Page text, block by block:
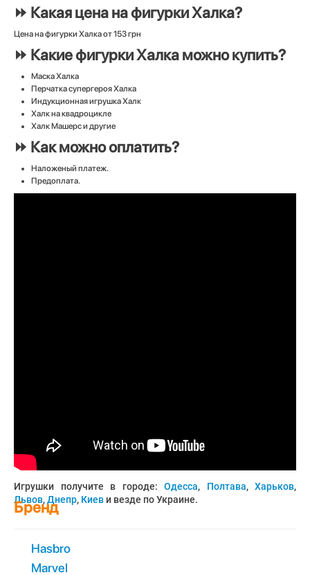
⏩ Какая цена на фигурки Халка?
Цена на фигурки Халка от 153 грн
⏩ Какие фигурки Халка можно купить?
Маска Халка
Перчатка супергероя Халка
Индукционная игрушка Халк
Халк на квадроцикле
Халк Машерс и другие
⏩ Как можно оплатить?
Наложеный платеж.
Предоплата.
Игрушки получите в городе: Одесса, Полтава, Харьков,
Львов,Днепр, Киев и везде по Украине.
Бренд
Hasbro
Marvel